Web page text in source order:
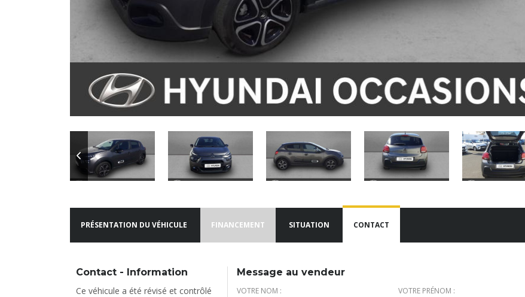
PRÉSENTATION DU VÉHICULE FINANCEMENT SITUATION CONTACT
Contact - Information
Ce véhicule a été révisé et contrôlé
Message au vendeur
VOTRE NOM : VOTRE PRÉNOM :